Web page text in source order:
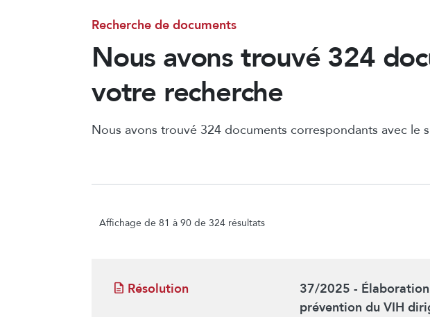
Recherche de documents
Nous avons trouvé 324
votre recherche
Nous avons trouvé 324 documents correspondants avec le
Affichage de 81 à 90 de 324 résultats
Résolution
37/2025 -
prévention du VIH